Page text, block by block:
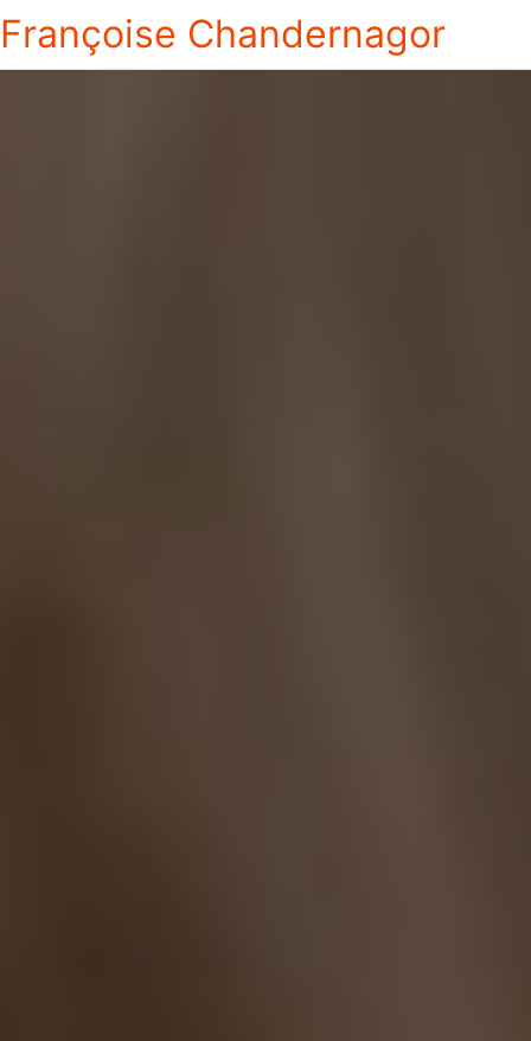
Françoise Chandernagor